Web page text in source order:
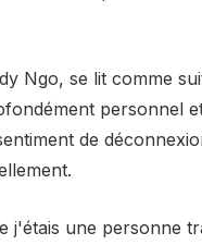
Ngo, se lit comme
personnel
de
j'étais une personne